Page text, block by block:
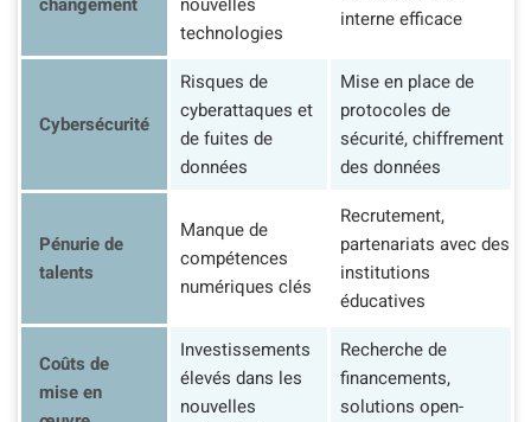
technologies
interne efficace
Cybersécurité
Risques de
cyberattaques et
de fuites de
données
Mise en place de
protocoles de
sécurité, chiffrement
des données
Pénurie de
talents
Manque de
compétences
numériques clés
Recrutement,
partenariats avec des
institutions
éducatives
Coûts de
mise en
Investissements
élevés dans les
nouvelles
Recherche de
financements,
solutions open-